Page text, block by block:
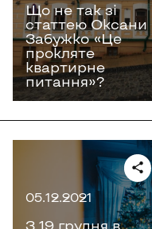
Що не так зі
статтею Оксани
Забужко «‎Це
прокляте
квартирне
питання»‎?
05.12.2021
З 19 грудня в